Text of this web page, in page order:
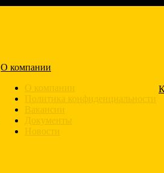
О компании
О компании
Политика конфиденциальности
Вакансии
Документы
Новости